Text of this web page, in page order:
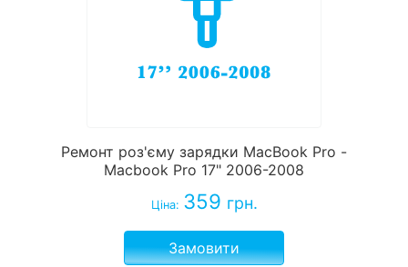
Ремонт роз'єму зарядки MacBook Pro -
Macbook Pro 17" 2006-2008
Ціна: 359 грн.
Замовити